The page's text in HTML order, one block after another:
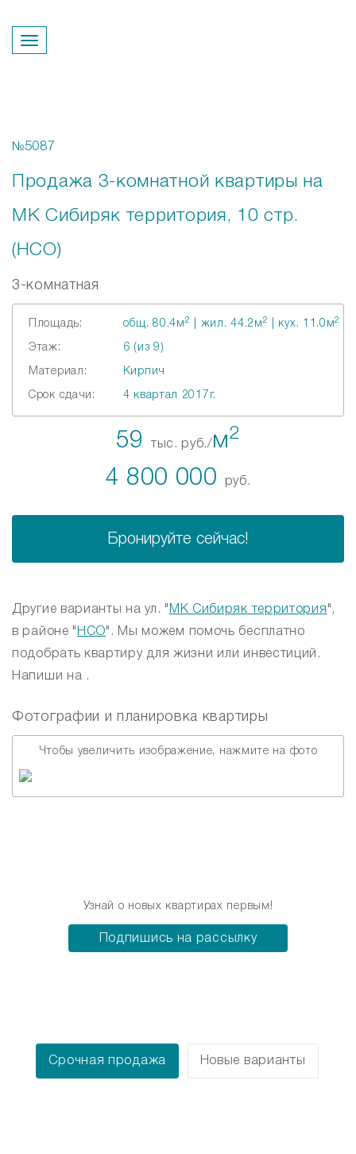
№5087
Продажа 3-комнатной квартиры на
МК Сибиряк территория, 10 стр.
(НСО)
3-комнатная
Площадь: общ. 80.4м 2 | жил. 44.2м 2 | кух. 11.0м2
Этаж: 6 (из 9)
Материал: Кирпич
Срок сдачи: 4 квартал 2017г.
59 тыс. руб./м2
4 800 000 руб.
Бронируйте сейчас!
Другие варианты на ул. " МК Сибиряк территория ",
в районе " НСО". Мы можем помочь бесплатно
подобрать квартиру для жизни или инвестиций.
Напиши на .
Фотографии и планировка квартиры
Чтобы увеличить изображение, нажмите на фото
Срочная продажа Новые варианты
Узнай о новых квартирах первым!
Подпишись на рассылку